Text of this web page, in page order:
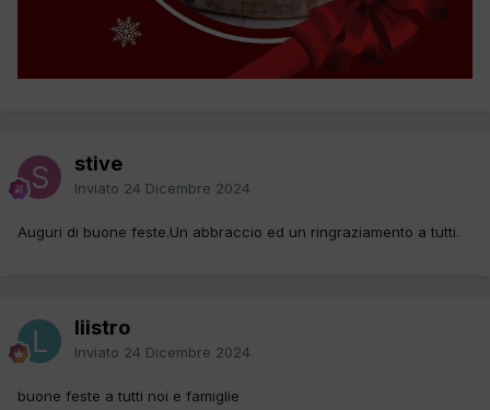
stive
Inviato 24 Dicembre 2024
Auguri di buone feste.Un abbraccio ed un ringraziamento a tutti.
liistro
Inviato 24 Dicembre 2024
buone feste a tutti noi e famiglie